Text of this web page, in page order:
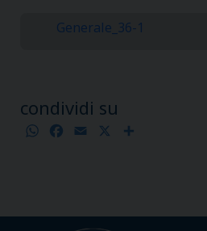
Generale_36-1
condividi su
WhatsApp
Facebook
Email